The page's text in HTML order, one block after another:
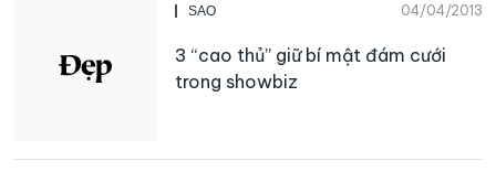
SAO 04/04/2013
3 “cao thủ” giữ bí mật đám cưới
trong showbiz